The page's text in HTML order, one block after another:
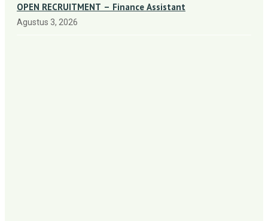
OPEN RECRUITMENT – Finance Assistant
Agustus 3, 2026